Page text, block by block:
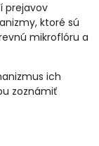
prejavov
ktoré sú
mikroflóru a
ich
zoznámiť